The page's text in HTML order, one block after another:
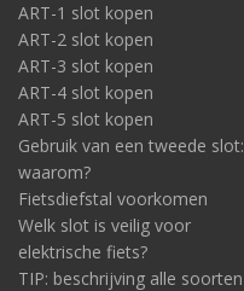
ART-1 slot kopen
ART-2 slot kopen
ART-3 slot kopen
ART-4 slot kopen
ART-5 slot kopen
Gebruik van een tweede slot:
waarom?
Fietsdiefstal voorkomen
Welk slot is veilig voor
elektrische fiets?
TIP: beschrijving alle soorten